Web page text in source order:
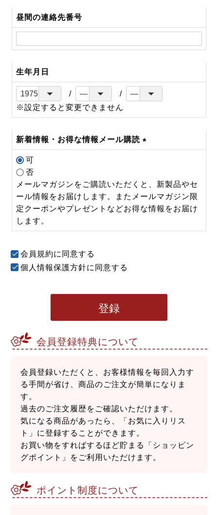
昼間の連絡先番号
生年月日
※設定すると変更できません
新着情報・お得な情報メール購読
可
否
メールマガジンをご購読いただくと、新製品やセ
ール情報をお届けします。またメールマガジン限
定クーポンやプレゼントなどお得な情報をお届け
します。
会員規約に同意する
個人情報保護方針に同意する
登録
会員登録特典について
会員登録いただくと、お客様情報を毎回入力す
る手間が省け、商品のご注文が簡単になりま
す。
過去のご注文履歴をご確認いただけます。
気になる商品があったら、「お気に入りリス
ト」に登録することができます。
お買い物をすればするほど貯まる「ショッピン
グポイント」をご利用いただけます。
ポイント制度について